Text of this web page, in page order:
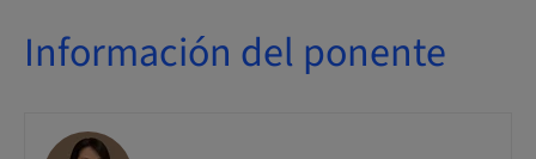
Información del ponente